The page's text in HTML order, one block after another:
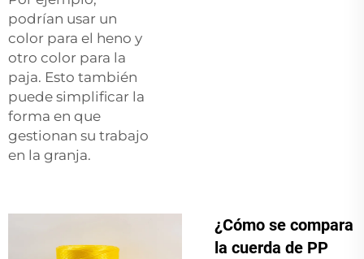
podrían usar un
color para el heno y
otro color para la
paja. Esto también
puede simplificar la
forma en que
gestionan su trabajo
en la granja.
¿Cómo se compara
la cuerda de PP